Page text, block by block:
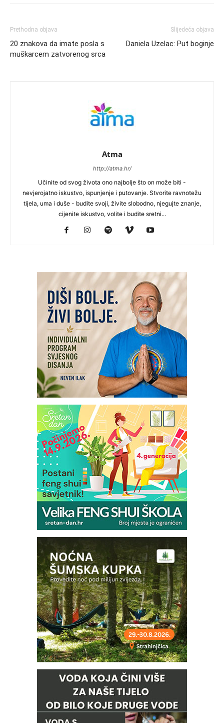
Prethodna objava
20 znakova da imate posla s
muškarcem zatvorenog srca
Slijedeća objava
Daniela Uzelac: Put boginje
Atma
http://atma.hr/
Učinite od svog života ono najbolje što on može biti -
nevjerojatno iskustvo, ispunjenje i putovanje. Stvorite ravnotežu
tijela, uma i duše - budite svoji, živite slobodno, njegujte znanje,
cijenite iskustvo, volite i budite sretni...